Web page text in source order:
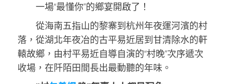
一場“最懂你”的鄉宴開啟了！
從海南五指山的黎寨到杭州年夜運河濱的村
落，從湖北年夜冶的古平易近居到甘清除水的軒
轅故鄉，由村平易近自導自演的“村晚”次序遞次
收場，在阡陌田間長出最動聽的年味。